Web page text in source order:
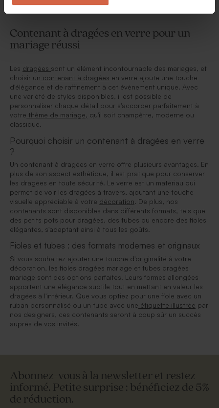
Contenant à dragées en verre pour un
mariage réussi
Les dragées sont un élément incontournable des mariages, et
choisir un contenant à dragées en verre ajoute une touche
d'élégance et de raffinement à cet événement unique. Avec
une variété de styles disponibles, il est possible de
personnaliser chaque détail pour s'accorder parfaitement à
votre thème de mariage, qu'il soit champêtre, moderne ou
classique.
Pourquoi choisir un contenant à dragées en verre
?
Un contenant à dragées en verre offre plusieurs avantages. En
plus de son aspect esthétique, il est pratique pour conserver
les dragées en toute sécurité. Le verre est un matériau qui
permet de voir les dragées à travers, ajoutant une touche
visuelle appréciable à votre décoration. De plus, nos
contenants sont disponibles dans différents formats, tels que
des petits pots pour dragées, des tubes ou encore des fioles
élégantes, s'adaptant ainsi à tous les goûts.
Fioles et tubes : des formats modernes et originaux
Si vous souhaitez ajouter une touche d'originalité à votre
décoration, les fioles dragées mariage et tubes dragées
mariage sont des options parfaites. Leurs formes allongées
apportent une élégance subtile tout en mettant en valeur les
dragées à l'intérieur. Que vous optiez pour une fiole avec un
ruban personnalisé ou un tube avec une étiquette illustrée par
nos designers, ces contenants seront à coup sûr un succès
auprès de vos invités.
Abonnez-vous à la newsletter et restez
informé. Petite surprise : bénéficiez de 5%
de réduction.